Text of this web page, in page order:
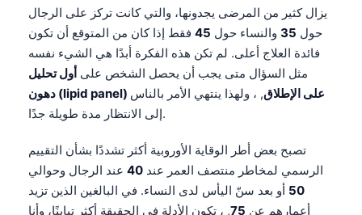
يزال كثير من المرضى يجدونها، والتي كانت تركز على الرجال
حول 35 والنساء حول 45 فقط إذا كان من المتوقع أن تكون
فائدة العلاج أعلى. لم تكن هذه الفكرة أبدًا هي الشيء نفسه
مثل السؤال متى يجب أن يحصل الشخص على أول تحليل
دهون (lipid panel) على الإطلاق, ، ولهذا ينتهي الأمر بالناس
إلى الانتظار مدة طويلة جدًا.
تصبح بعض أطر الوقاية الأوروبية أكثر تشددًا بشأن التقييم
الرسمي لمخاطر منتصف العمر عند 40 عند الرجال وحوالي
50 أو بعد سنّ اليأس لدى النساء. في البالغين الذين تزيد
أعمارهم عن 75, ، تكون الأدلة في الحقيقة أكثر تباينًا، وأنا